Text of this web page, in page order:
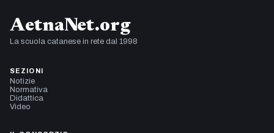
AetnaNet.org
La scuola catanese in rete dal 1998
SEZIONI
Notizie
Normativa
Didattica
Video